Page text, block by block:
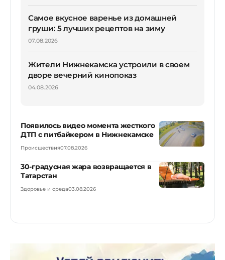
Самое вкусное варенье из домашней
груши: 5 лучших рецептов на зиму
07.08.2026
Жители Нижнекамска устроили в своем
дворе вечерний кинопоказ
04.08.2026
Появилось видео момента жесткого
ДТП с питбайкером в Нижнекамске
Происшествия07.08.2026
30-градусная жара возвращается в
Татарстан
Здоровье и среда03.08.2026